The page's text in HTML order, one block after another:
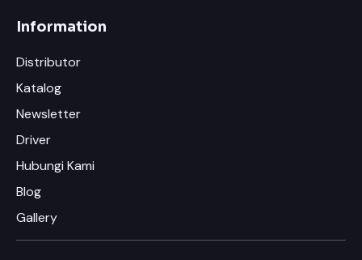
Information
Distributor
Katalog
Newsletter
Driver
Hubungi Kami
Blog
Gallery